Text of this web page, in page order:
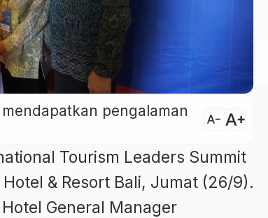
pengalaman
text_decrease text_increase
Tourism Leaders Summit
& Resort Bali, Jumat (26/9).
General Manager